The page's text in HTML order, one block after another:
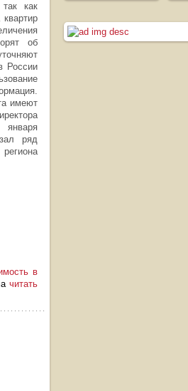
как
об
России
имеют
января
ряд
в
читать